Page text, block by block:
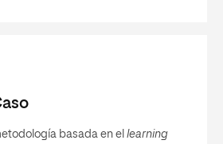
basada en el learning